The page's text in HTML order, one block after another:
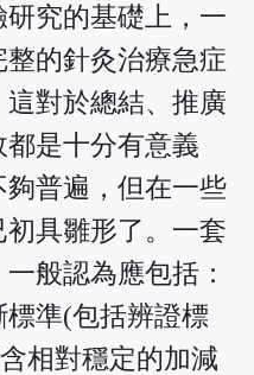
究的基礎上，一
的針灸治療急症
對於總結、推廣
是十分有意義
普遍，但在一些
具雛形了。一套
般認為應包括：
準(包括辨證標
相對穩定的加減